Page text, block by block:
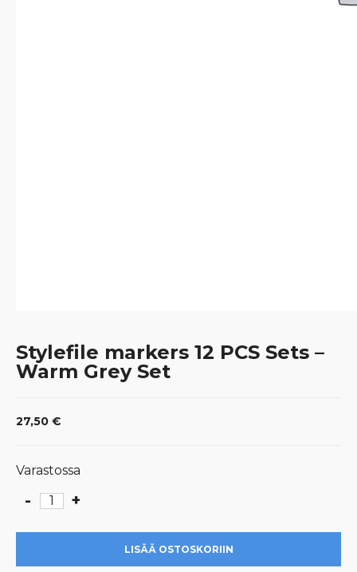
Stylefile markers 12 PCS Sets –
Warm Grey Set
27,50 €
Varastossa
-
Stylefile
12
+
LISÄÄ OSTOSKORIIN